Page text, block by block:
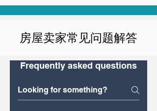
房屋卖家常见问题解答
Frequently asked questions